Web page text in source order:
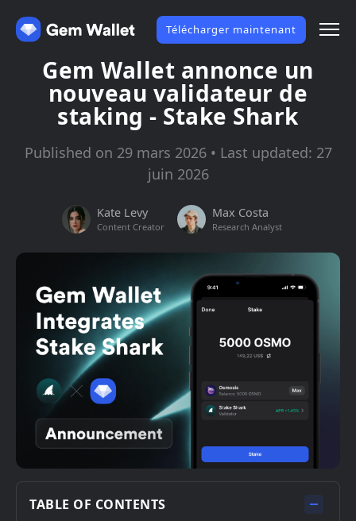
Télécharger maintenant
Gem Wallet annonce un
nouveau validateur de
staking - Stake Shark
Published on 29 mars 2026 • Last updated: 27
juin 2026
Kate Levy
Content Creator
Max Costa
Research Analyst
TABLE OF CONTENTS